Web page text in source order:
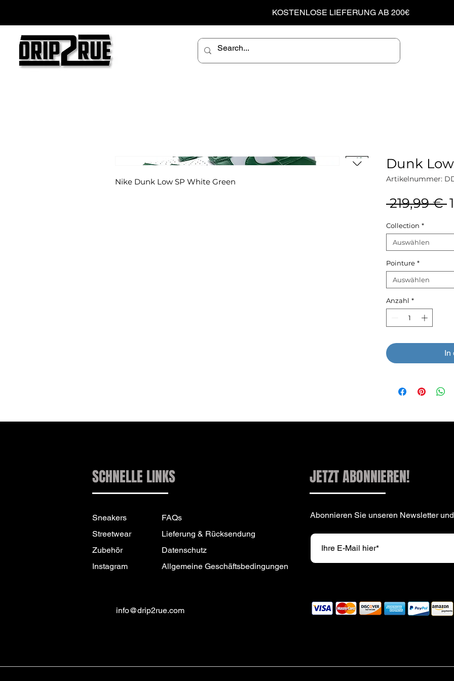
KOSTENLOSE LIEFERUNG AB 200€
Nike Dunk Low SP White Green
Dunk
Artikelnummer:
219,99 €
Collection *
Auswählen
Pointure *
Auswählen
Anzahl *
In
SCHNELLE LINKS
Sneakers
Streetwear
Zubehör
Instagram
FAQs
Lieferung & Rücksendung
Datenschutz
Allgemeine Geschäftsbedingungen
info@drip2rue.com
JETZT ABONNIEREN!
Abonnieren Sie unseren Newsletter